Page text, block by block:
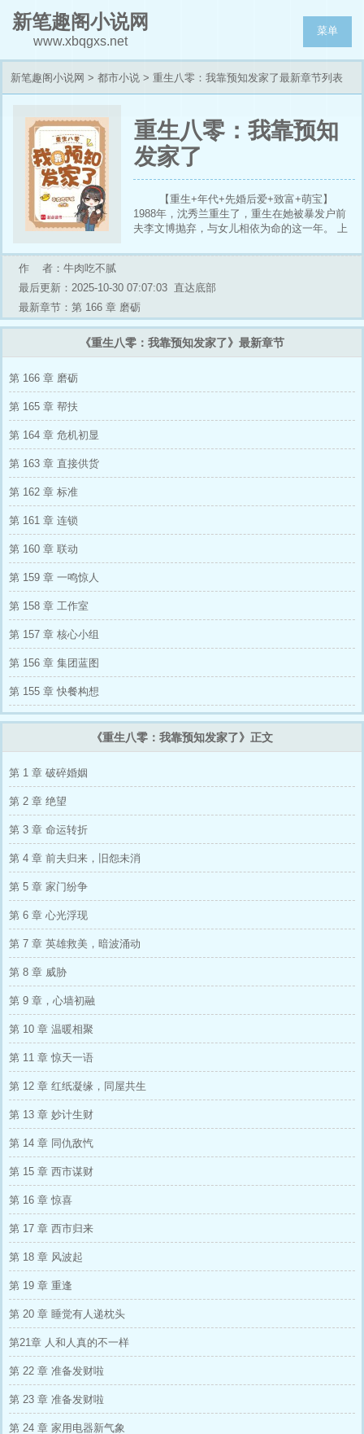
新笔趣阁小说网
www.xbqgxs.net
菜单
新笔趣阁小说网 > 都市小说 > 重生八零：我靠预知发家了最新章节列表
重生八零：我靠预知
发家了
【重生+年代+先婚后爱+致富+萌宝】
1988年，沈秀兰重生了，重生在她被暴发户前
夫李文博抛弃，与女儿相依为命的这一年。 上
四合院追悔莫及。此时的李文博已是初露锋芒的
同一时间，叶昭转业归乡，入职燕京公安局成为
刑警队长。在旁人的介绍下，叶昭见到了沈秀
兰。 沈秀兰看着眼前这个身材高大、冷面肃严
的男人，想起上辈子正是因为叶昭在工作中的刚
正不阿，才让李文博和小三因煤矿塌方的事吃了
牢饭，突然觉得这男人很不错，可嫁。 叶昭看
你能对他们好，以后家里的事我也会担起来。”
“我也有个女儿，咱们以后一起把孩子养大就
作 者：牛肉吃不腻
最后更新：2025-10-30 07:07:03 直达底部
最新章节：第 166 章 磨砺
《重生八零：我靠预知发家了》最新章节
第 166 章 磨砺
第 165 章 帮扶
第 164 章 危机初显
第 163 章 直接供货
第 162 章 标准
第 161 章 连锁
第 160 章 联动
第 159 章 一鸣惊人
第 158 章 工作室
第 157 章 核心小组
第 156 章 集团蓝图
第 155 章 快餐构想
《重生八零：我靠预知发家了》正文
第 1 章 破碎婚姻
第 2 章 绝望
第 3 章 命运转折
第 4 章 前夫归来，旧怨未消
第 5 章 家门纷争
第 6 章 心光浮现
第 7 章 英雄救美，暗波涌动
第 8 章 威胁
第 9 章，心墙初融
第 10 章 温暖相聚
第 11 章 惊天一语
第 12 章 红纸凝缘，同屋共生
第 13 章 妙计生财
第 14 章 同仇敌忾
第 15 章 西市谋财
第 16 章 惊喜
第 17 章 西市归来
第 18 章 风波起
第 19 章 重逢
第 20 章 睡觉有人递枕头
第21章 人和人真的不一样
第 22 章 准备发财啦
第 23 章 准备发财啦
第 24 章 家用电器新气象